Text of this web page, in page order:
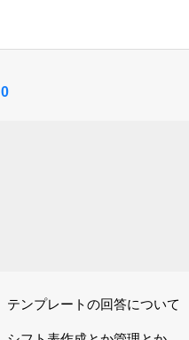
0
テンプレートの回答について